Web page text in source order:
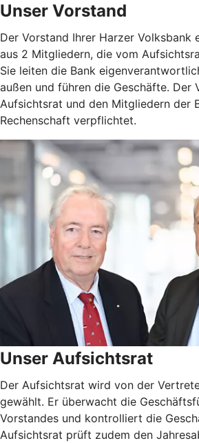
Unser Vorstand
Der Vorstand Ihrer Harzer Volksbank
aus 2 Mitgliedern, die vom
Sie leiten die Bank
außen und führen die Geschäfte. Der
Aufsichtsrat und den Mitgliedern der
Rechenschaft verpflichtet.
Unser Aufsichtsrat
Der Aufsichtsrat wird von der
gewählt. Er überwacht die
Vorstandes und kontrolliert die
Aufsichtsrat prüft zudem den